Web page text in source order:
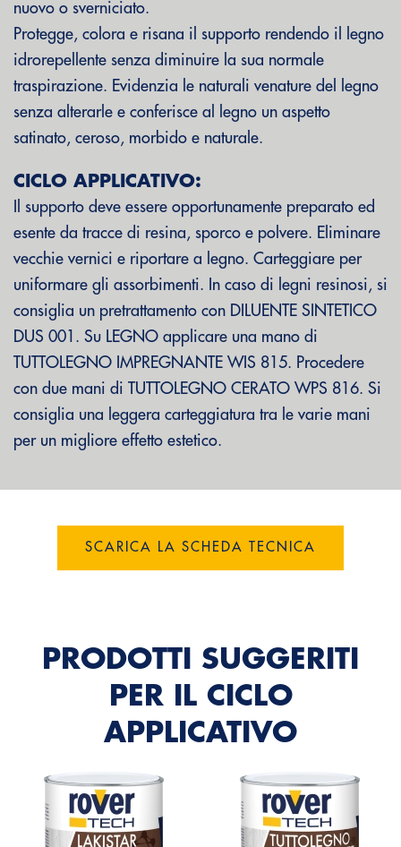
nuovo o sverniciato.
Protegge, colora e risana il supporto rendendo il legno
idrorepellente senza diminuire la sua normale
traspirazione. Evidenzia le naturali venature del legno
senza alterarle e conferisce al legno un aspetto
satinato, ceroso, morbido e naturale.
CICLO APPLICATIVO:
Il supporto deve essere opportunamente preparato ed
esente da tracce di resina, sporco e polvere. Eliminare
vecchie vernici e riportare a legno. Carteggiare per
uniformare gli assorbimenti. In caso di legni resinosi, si
consiglia un pretrattamento con DILUENTE SINTETICO
DUS 001. Su LEGNO applicare una mano di
TUTTOLEGNO IMPREGNANTE WIS 815. Procedere
con due mani di TUTTOLEGNO CERATO WPS 816. Si
consiglia una leggera carteggiatura tra le varie mani
per un migliore effetto estetico.
SCARICA LA SCHEDA TECNICA
PRODOTTI SUGGERITI
PER IL CICLO
APPLICATIVO